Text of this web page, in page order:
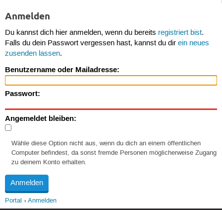
Anmelden
Du kannst dich hier anmelden, wenn du bereits registriert bist.
Falls du dein Passwort vergessen hast, kannst du dir ein neues
zusenden lassen.
Benutzername oder Mailadresse:
Passwort:
Angemeldet bleiben:
Wähle diese Option nicht aus, wenn du dich an einem öffentlichen
Computer befindest, da sonst fremde Personen möglicherweise Zugang
zu deinem Konto erhalten.
Portal Anmelden